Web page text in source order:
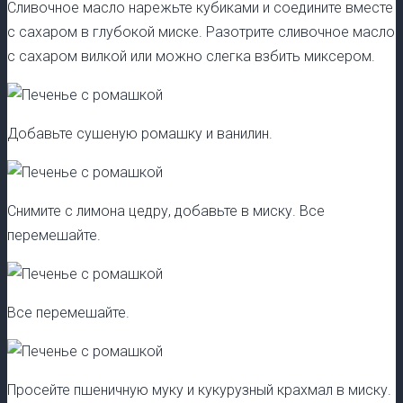
Сливочное масло нарежьте кубиками и соедините вместе
с сахаром в глубокой миске. Разотрите сливочное масло
с сахаром вилкой или можно слегка взбить миксером.
Добавьте сушеную ромашку и ванилин.
Снимите с лимона цедру, добавьте в миску. Все
перемешайте.
Все перемешайте.
Просейте пшеничную муку и кукурузный крахмал в миску.